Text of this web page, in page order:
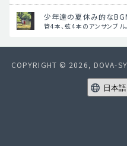
少年達の夏休み的な
管4本、弦4本のアンサンブ
COPYRIGHT © 2026, DOVA-